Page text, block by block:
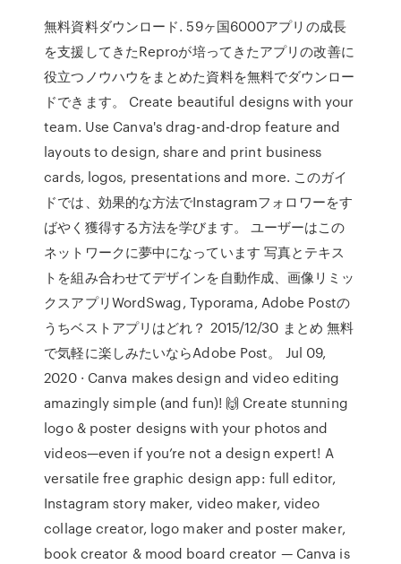
無料資料ダウンロード. 59ヶ国6000アプリの成長
を支援してきたReproが培ってきたアプリの改善に
役立つノウハウをまとめた資料を無料でダウンロー
ドできます。 Create beautiful designs with your
team. Use Canva's drag-and-drop feature and
layouts to design, share and print business
cards, logos, presentations and more. このガイ
ドでは、効果的な方法でInstagramフォロワーをす
ばやく獲得する方法を学びます。 ユーザーはこの
ネットワークに夢中になっています 写真とテキス
トを組み合わせてデザインを自動作成、画像リミッ
クスアプリWordSwag, Typorama, Adobe Postの
うちベストアプリはどれ？ 2015/12/30 まとめ 無料
で気軽に楽しみたいならAdobe Post。 Jul 09,
2020 · Canva makes design and video editing
amazingly simple (and fun)! 🙌 Create stunning
logo & poster designs with your photos and
videos—even if you’re not a design expert! A
versatile free graphic design app: full editor,
Instagram story maker, video maker, video
collage creator, logo maker and poster maker,
book creator & mood board creator — Canva is